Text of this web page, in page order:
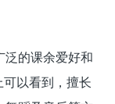
泛的课余爱好和
可以看到，擅长